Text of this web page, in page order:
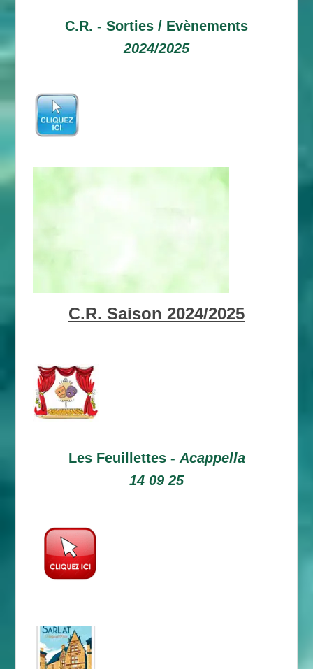
C.R. - Sorties / Evènements
2024/2025
C.R. Saison 2024/2025
Les Feuillettes - Acappella
14 09 25